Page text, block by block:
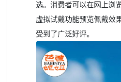
选。消费者可以在网上浏
虚拟试戴功能预览佩戴效
受到了广泛好评。